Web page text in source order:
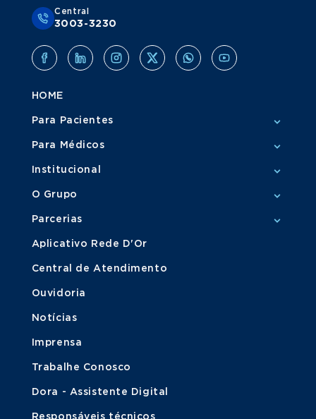
Central
3003-3230
HOME
Para Pacientes
Para Médicos
Institucional
O Grupo
Parcerias
Aplicativo Rede D'Or
Central de Atendimento
Ouvidoria
Notícias
Imprensa
Trabalhe Conosco
Dora - Assistente Digital
Responsáveis técnicos